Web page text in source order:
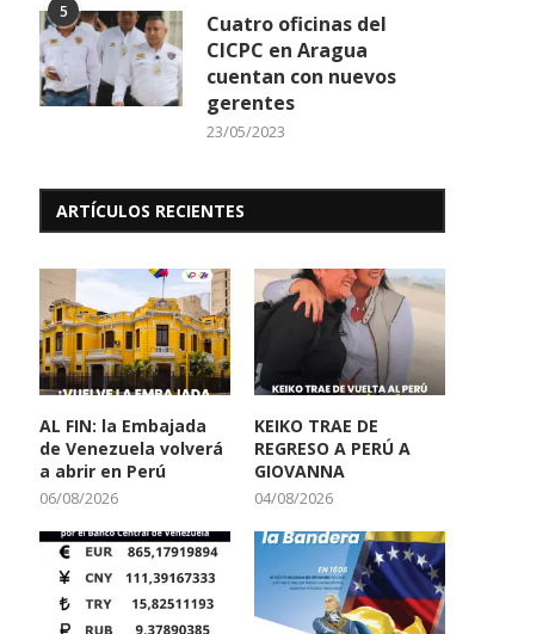
5
Cuatro oficinas del
CICPC en Aragua
cuentan con nuevos
gerentes
23/05/2023
ARTÍCULOS RECIENTES
AL FIN: la Embajada
de Venezuela volverá
a abrir en Perú
06/08/2026
KEIKO TRAE DE
REGRESO A PERÚ A
GIOVANNA
04/08/2026